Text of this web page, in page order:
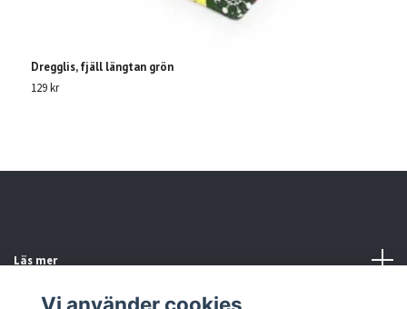
Dregglis, fjäll längtan grön
129 kr
Läs mer